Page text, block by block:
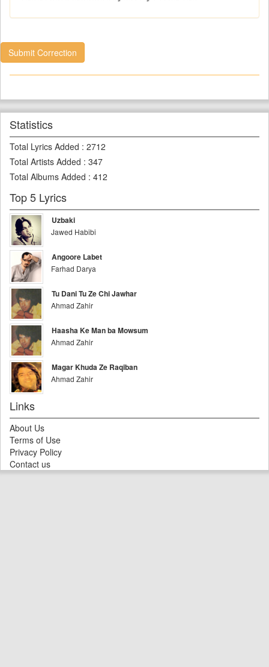
Submit Correction
Statistics
Total Lyrics Added : 2712
Total Artists Added : 347
Total Albums Added : 412
Top 5 Lyrics
Uzbaki
Jawed Habibi
Angoore Labet
Farhad Darya
Tu Dani Tu Ze Chi Jawhar
Ahmad Zahir
Haasha Ke Man ba Mowsum
Ahmad Zahir
Magar Khuda Ze Raqiban
Ahmad Zahir
Links
About Us
Terms of Use
Privacy Policy
Contact us